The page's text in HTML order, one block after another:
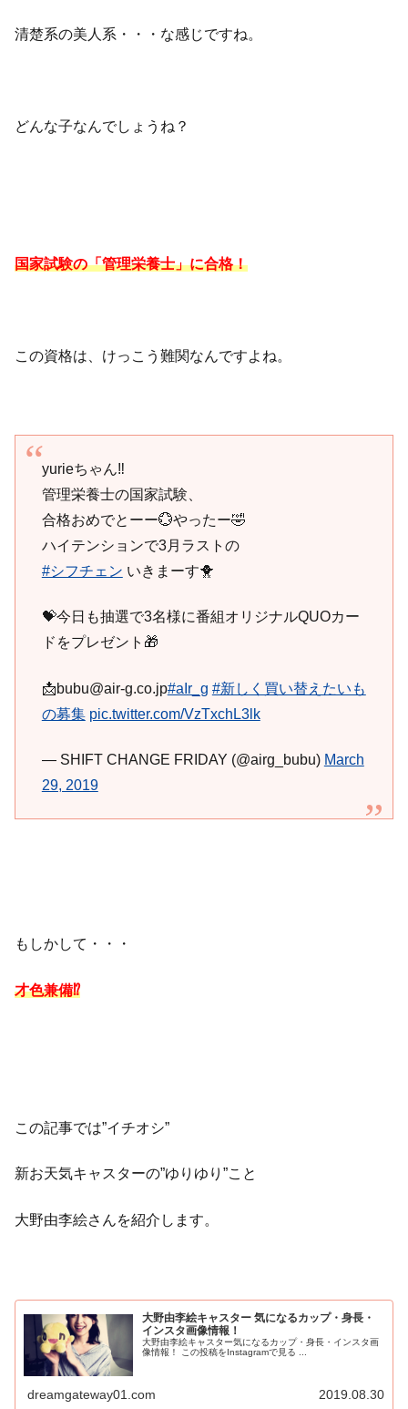
清楚系の美人系・・・な感じですね。
どんな子なんでしょうね？
国家試験の「管理栄養士」に合格！
この資格は、けっこう難関なんですよね。
yurieちゃん‼️
管理栄養士の国家試験、
合格おめでとーー💮やったー🤣
ハイテンションで3月ラストの
#シフチェン いきまーす🐥
💝今日も抽選で3名様に番組オリジナルQUOカー
ドをプレゼント🎁
📩bubu@air-g.co.jp#aIr_g #新しく買い替えたいも
の募集 pic.twitter.com/VzTxchL3lk
— SHIFT CHANGE FRIDAY (@airg_bubu) March
29, 2019
もしかして・・・
才色兼備⁉
この記事では”イチオシ”
新お天気キャスターの”ゆりゆり”こと
大野由李絵さんを紹介します。
大野由李絵キャスター 気になるカップ・身長・
インスタ画像情報！
大野由李絵キャスター気になるカップ・身長・インスタ画
dreamgateway01.com 2019.08.30